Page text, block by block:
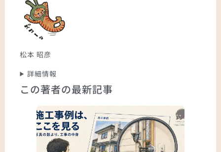
松本 昭彦
詳細情報
この著者の最新記事